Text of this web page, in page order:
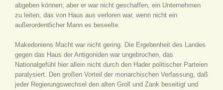
abgeben können; aber er war nicht geschaffen, ein Unternehmen
zu leiten, das von Haus aus verloren war, wenn nicht ein
außerordentlicher Mann es beseelte.
Makedoniens Macht war nicht gering. Die Ergebenheit des Landes
gegen das Haus der Antigoniden war ungebrochen, das
Nationalgefühl hier allein nicht durch den Hader politischer Parteien
paralysiert. Den großen Vorteil der monarchischen Verfassung, daß
jeder Regierungswechsel den alten Groll und Zank beseitigt und